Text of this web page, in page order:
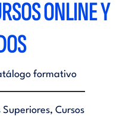
ONLINE Y
formativo
Cursos